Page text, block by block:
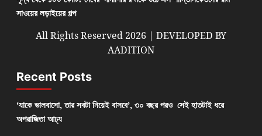
সাওয়ের লড়াইয়ের গল্প
All Rights Reserved 2026 | DEVELOPED BY
AADITION
Recent Posts
‘যাকে ভালবাসো, তার সবটা নিয়েই বাসবে’, ৩০ বছর পরও সেই হাতটাই ধরে
অপরাজিতা আঢ্য